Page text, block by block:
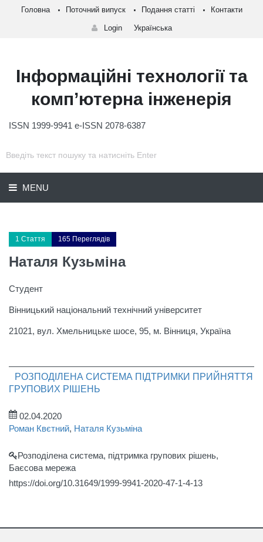
Головна Поточний випуск Подання статті Контакти
Login Українська
Інформаційні технології та
комп’ютерна інженерія
ISSN 1999-9941 e-ISSN 2078-6387
MENU
1 Стаття 165 Переглядів
Наталя Кузьміна
Студент
Вінницький національний технічний університет
21021, вул. Хмельницьке шосе, 95, м. Вінниця, Україна
РОЗПОДІЛЕНА СИСТЕМА ПІДТРИМКИ ПРИЙНЯТТЯ
ГРУПОВИХ РІШЕНЬ
02.04.2020
Роман Квєтний, Наталя Кузьміна
Розподілена система, підтримка групових рішень,
Баєсова мережа
https://doi.org/10.31649/1999-9941-2020-47-1-4-13